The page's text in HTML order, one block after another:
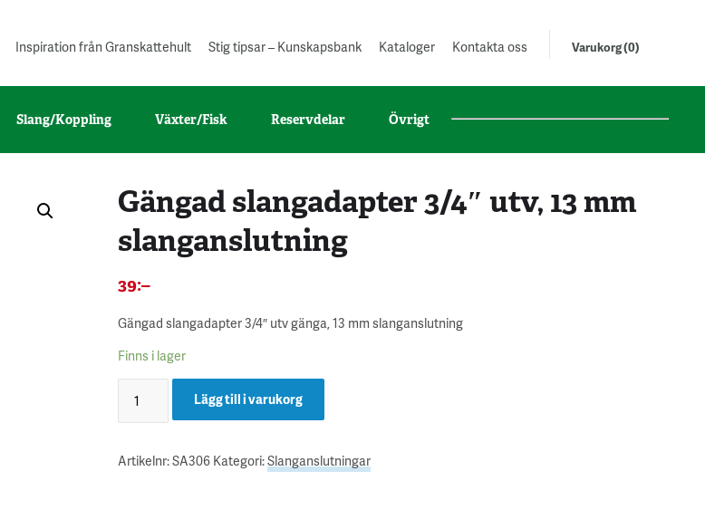
Varukorg (0)
Inspiration från Granskattehult Stig tipsar – Kunskapsbank Kataloger Kontakta oss
Slang/Koppling Växter/Fisk Reservdelar Övrigt
Gängad slangadapter 3/4″ utv, 13 mm
slanganslutning
39:–
Gängad slangadapter 3/4″ utv gänga, 13 mm slanganslutning
Finns i lager
Lägg till i varukorg
Artikelnr:SA306 Kategori:Slanganslutningar